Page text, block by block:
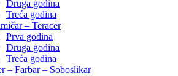
Druga godina
Treća godina
– Teracer
Prva godina
Druga godina
Treća godina
– Farbar – Soboslikar